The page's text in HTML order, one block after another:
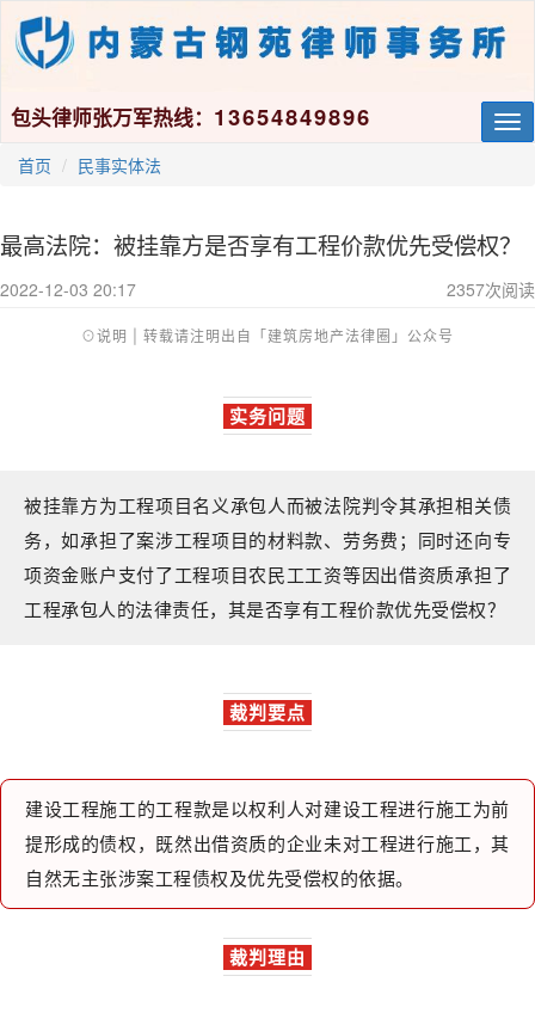
包头律师张万军热线： 13654849896
首页 民事实体法
最高法院：被挂靠方是否享有工程价款优先受偿权？
2022-12-03 20:17 2357次阅读
⊙说明 | 转载请注明出自「建筑房地产法律圈」公众号
实务问题
被挂靠方为工程项目名义承包人而被法院判令其承担相关债
务，如承担了案涉工程项目的材料款、劳务费；同时还向专
项资金账户支付了工程项目农民工工资等因出借资质承担了
工程承包人的法律责任，其是否享有工程价款优先受偿权？
裁判要点
建设工程施工的工程款是以权利人对建设工程进行施工为前
提形成的债权，既然出借资质的企业未对工程进行施工，其
自然无主张涉案工程债权及优先受偿权的依据。
裁判理由